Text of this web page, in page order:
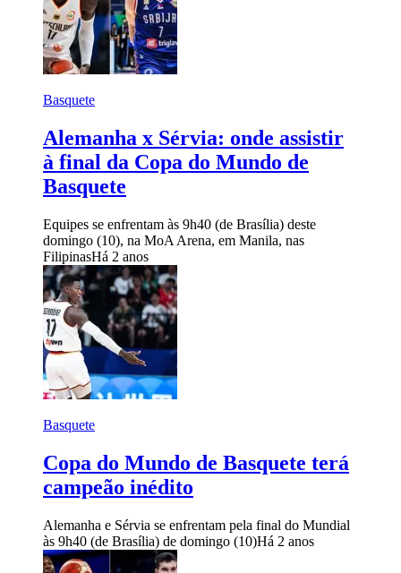
Basquete
Alemanha x Sérvia: onde assistir
à final da Copa do Mundo de
Basquete
Equipes se enfrentam às 9h40 (de Brasília) deste
domingo (10), na MoA Arena, em Manila, nas
FilipinasHá 2 anos
Basquete
Copa do Mundo de Basquete terá
campeão inédito
Alemanha e Sérvia se enfrentam pela final do Mundial
às 9h40 (de Brasília) de domingo (10)Há 2 anos